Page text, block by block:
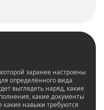
заранее настроены
определённого вида
выглядеть наряд, какие
какие документы
навыки требуются